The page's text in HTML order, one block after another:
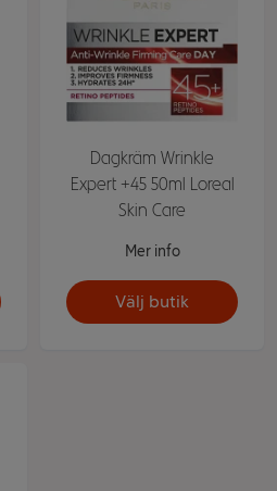
Dagkräm Wrinkle
Expert +45 50ml Loreal
Skin Care
Mer info
Välj butik